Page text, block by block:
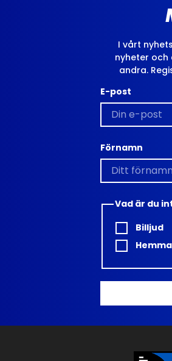
I vårt
nyheter
andra.
E-post
Förnamn
Vad är du
Billjud